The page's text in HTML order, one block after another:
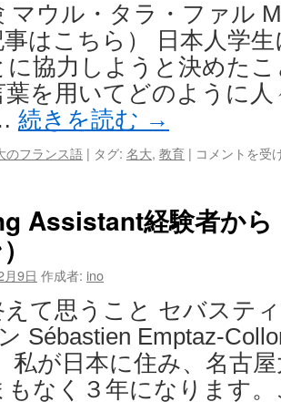
マウル・タラ・ファル
事はこちら） 日本人学
に協力しようと決めた
葉を用いてどのように
続きを読む →
のフランス語 | タグ: 名大, 教育 | コメントを受
Assistant経験者から
9日 作成者: ino
えて思うこと セバステ
Sébastien Emptaz-
私が日本に住み、名古
もなく３年になります